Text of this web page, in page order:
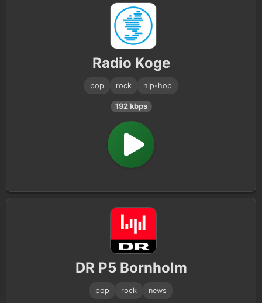
Radio Koge
pop rock hip-hop
192 kbps
DR P5 Bornholm
pop rock news